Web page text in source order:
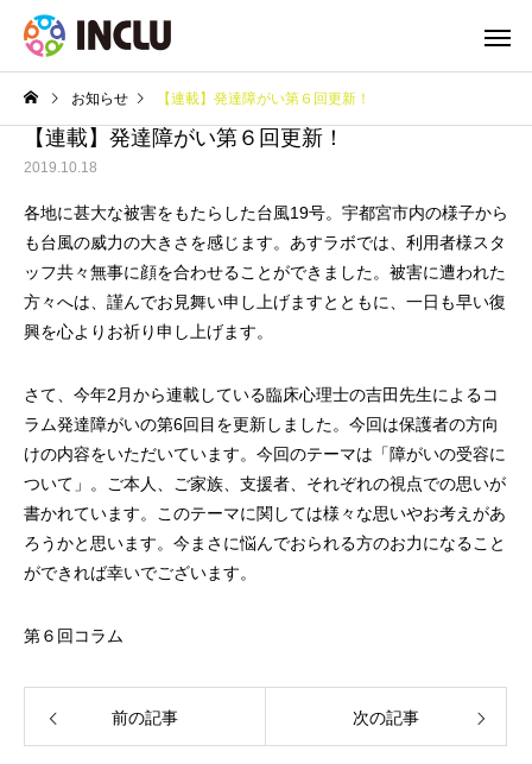
お知らせ 【連載】発達障がい第６回更新！
【連載】発達障がい第６回更新！
2019.10.18
各地に甚大な被害をもたらした台風19号。宇都宮市内の様子から
も台風の威力の大きさを感じます。あすラボでは、利用者様スタ
ッフ共々無事に顔を合わせることができました。被害に遭われた
方々へは、謹んでお見舞い申し上げますとともに、一日も早い復
興を心よりお祈り申し上げます。
さて、今年2月から連載している臨床心理士の吉田先生によるコ
ラム発達障がいの第6回目を更新しました。今回は保護者の方向
けの内容をいただいています。今回のテーマは「障がいの受容に
ついて」。ご本人、ご家族、支援者、それぞれの視点での思いが
書かれています。このテーマに関しては様々な思いやお考えがあ
ろうかと思います。今まさに悩んでおられる方のお力になること
ができれば幸いでございます。
第６回コラム
前の記事 次の記事